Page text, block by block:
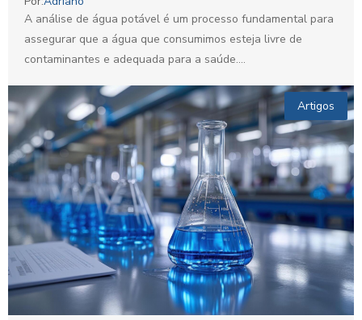
A análise de água potável é um processo fundamental para
assegurar que a água que consumimos esteja livre de
contaminantes e adequada para a saúde....
Artigos